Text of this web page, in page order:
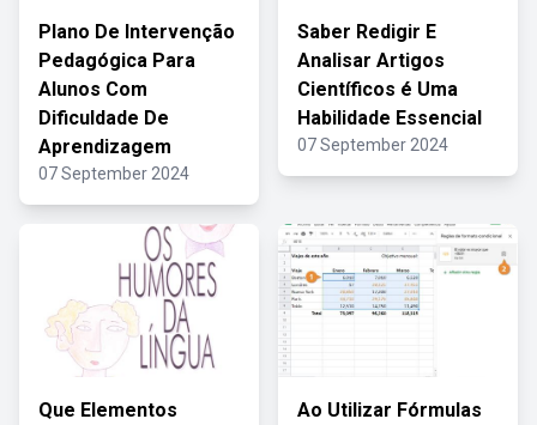
Plano De Intervenção
Pedagógica Para
Alunos Com
Dificuldade De
Aprendizagem
07 September 2024
Saber Redigir E
Analisar Artigos
Científicos é Uma
Habilidade Essencial
07 September 2024
Que Elementos Ao Utilizar Fórmulas